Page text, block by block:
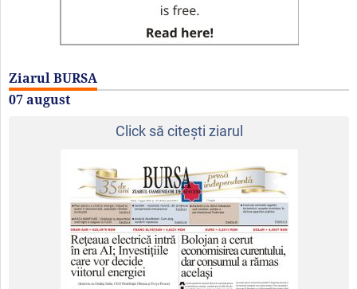
Ziarul BURSA
07 august
Click să citeşti ziarul